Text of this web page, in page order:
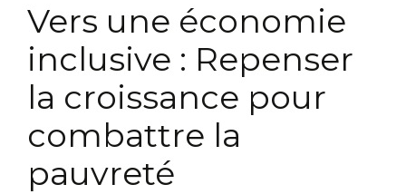
Vers une économie
inclusive : Repenser
la croissance pour
combattre la
pauvreté